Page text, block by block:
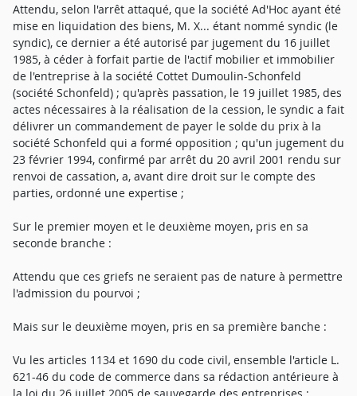
Attendu, selon l'arrêt attaqué, que la société Ad'Hoc ayant été
mise en liquidation des biens, M. X... étant nommé syndic (le
syndic), ce dernier a été autorisé par jugement du 16 juillet
1985, à céder à forfait partie de l'actif mobilier et immobilier
de l'entreprise à la société Cottet Dumoulin-Schonfeld
(société Schonfeld) ; qu'après passation, le 19 juillet 1985, des
actes nécessaires à la réalisation de la cession, le syndic a fait
délivrer un commandement de payer le solde du prix à la
société Schonfeld qui a formé opposition ; qu'un jugement du
23 février 1994, confirmé par arrêt du 20 avril 2001 rendu sur
renvoi de cassation, a, avant dire droit sur le compte des
parties, ordonné une expertise ;
Sur le premier moyen et le deuxième moyen, pris en sa
seconde branche :
Attendu que ces griefs ne seraient pas de nature à permettre
l'admission du pourvoi ;
Mais sur le deuxième moyen, pris en sa première banche :
Vu les articles 1134 et 1690 du code civil, ensemble l'article L.
621-46 du code de commerce dans sa rédaction antérieure à